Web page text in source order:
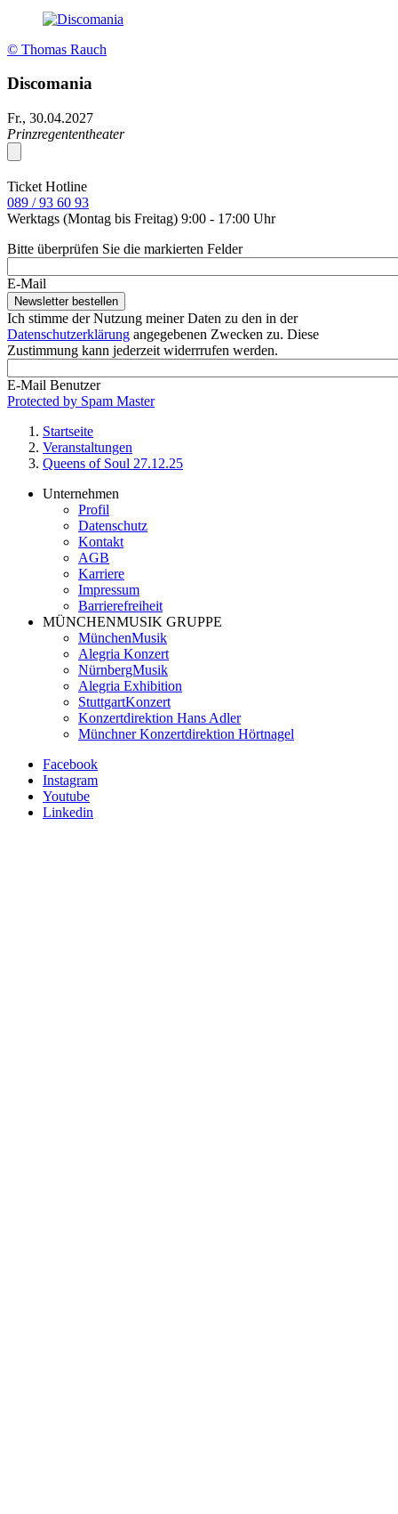
© Thomas Rauch
Discomania
Fr., 30.04.2027
Prinzregententheater
Ticket Hotline
089 / 93 60 93
Werktags (Montag bis Freitag) 9:00 - 17:00 Uhr
Bitte überprüfen Sie die markierten Felder
E-Mail
Ich stimme der Nutzung meiner Daten zu den in der
Datenschutzerklärung angegebenen Zwecken zu. Diese
Zustimmung kann jederzeit widerrrufen werden.
E-Mail Benutzer
Protected by Spam Master
Pfadnavigation
Startseite
Veranstaltungen
Queens of Soul 27.12.25
Footer
Service-
MünchenEvent
Unternehmen
Profil
Datenschutz
Kontakt
AGB
Karriere
Impressum
Barrierefreiheit
MÜNCHENMUSIK GRUPPE
MünchenMusik
Alegria Konzert
NürnbergMusik
Alegria Exhibition
StuttgartKonzert
Konzertdirektion Hans Adler
Münchner Konzertdirektion Hörtnagel
Facebook
Instagram
Youtube
Linkedin